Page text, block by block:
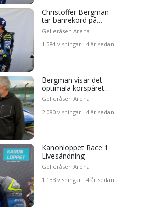
Christoffer Bergman
tar banrekord på
Gelleråsen
Gelleråsen Arena
1 584 visningar · 4 år sedan
Bergman visar det
optimala körspåret
på Gelleråsen
Gelleråsen Arena
2 080 visningar · 4 år sedan
Kanonloppet Race 1
Livesändning
Gelleråsen Arena
1 133 visningar · 4 år sedan